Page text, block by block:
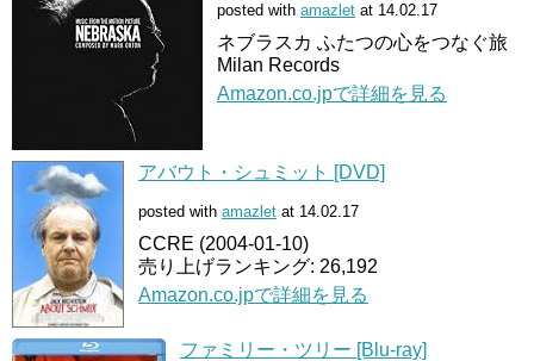
posted with amazlet at 14.02.17
ネブラスカ ふたつの心をつなぐ旅
Milan Records
Amazon.co.jpで詳細を見る
アバウト・シュミット [DVD]
posted with amazlet at 14.02.17
CCRE (2004-01-10)
売り上げランキング: 26,192
Amazon.co.jpで詳細を見る
ファミリー・ツリー [Blu-ray]